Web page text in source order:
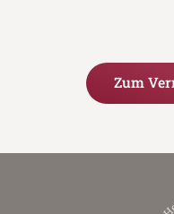
Zum